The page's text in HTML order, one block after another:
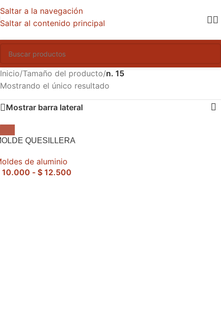
Saltar a la navegación
Saltar al contenido principal
Inicio/Tamaño del producto/n. 15
Mostrando el único resultado
Mostrar barra lateral
QUESILLERA
de aluminio
10.000 - $ 12.500